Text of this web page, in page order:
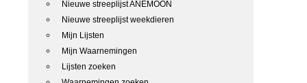
Nieuwe streeplijst ANEMOON
Nieuwe streeplijst weekdieren
Mijn Lijsten
Mijn Waarnemingen
Lijsten zoeken